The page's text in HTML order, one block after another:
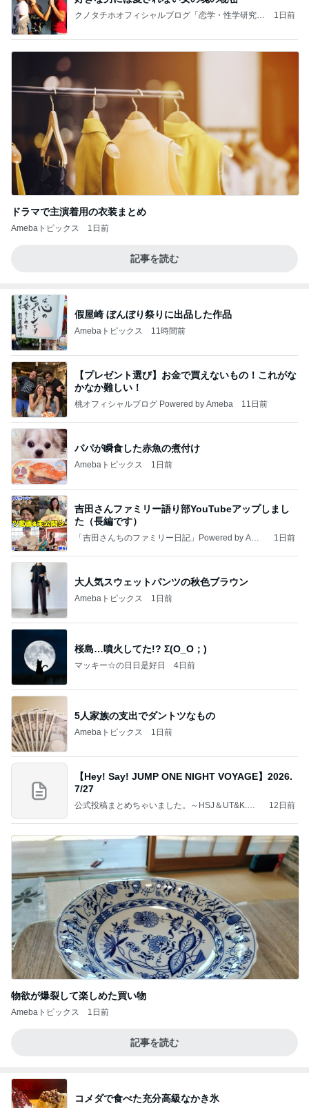
クノタチホオフィシャルブログ「恋学・性学研究
1日前
ドラマで主演着用の衣装まとめ
Amebaトピックス 1日前
記事を読む
假屋崎 ぼんぼり祭りに出品した作品
Amebaトピックス 11時間前
【プレゼント選び】お金で買えないもの！これがな
かなか難しい！
桃オフィシャルブログ Powered by Ameba 11日前
パパが瞬食した赤魚の煮付け
Amebaトピックス 1日前
吉田さんファミリー語り部YouTubeアップしまし
た（長編です）
「吉田さんちのファミリー日記」Powered by Ame
1日前
大人気スウェットパンツの秋色ブラウン
Amebaトピックス 1日前
桜島…噴火してた!? Σ(O_O；)
マッキー☆の日日是好日 4日前
5人家族の支出でダントツなもの
Amebaトピックス 1日前
【Hey! Say! JUMP ONE NIGHT VOYAGE】2026.
7/27
公式投稿まとめちゃいました。～HSJ＆UT&K.O.
12日前
物欲が爆裂して楽しめた買い物
Amebaトピックス 1日前
記事を読む
コメダで食べた充分高級なかき氷